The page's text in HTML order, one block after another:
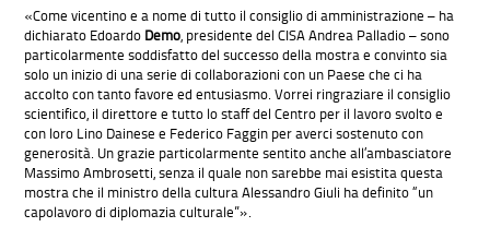
«Come vicentino e a nome di tutto il consiglio di amministrazione – ha
dichiarato Edoardo Demo, presidente del CISA Andrea Palladio – sono
particolarmente soddisfatto del successo della mostra e convinto sia
solo un inizio di una serie di collaborazioni con un Paese che ci ha
accolto con tanto favore ed entusiasmo. Vorrei ringraziare il consiglio
scientifico, il direttore e tutto lo staff del Centro per il lavoro svolto e
con loro Lino Dainese e Federico Faggin per averci sostenuto con
generosità. Un grazie particolarmente sentito anche all’ambasciatore
Massimo Ambrosetti, senza il quale non sarebbe mai esistita questa
mostra che il ministro della cultura Alessandro Giuli ha definito “un
capolavoro di diplomazia culturale”».